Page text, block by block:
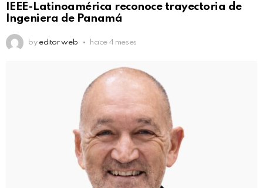
IEEE-Latinoamérica reconoce trayectoria de
Ingeniera de Panamá
by editor web hace 4 meses